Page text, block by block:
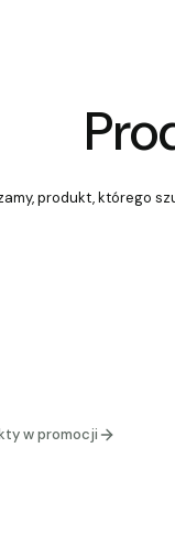
produkt, którego
w promocji